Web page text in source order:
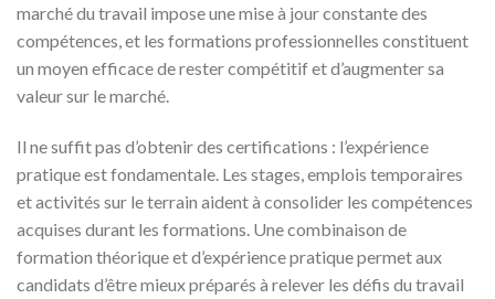
marché du travail impose une mise à jour constante des
compétences, et les formations professionnelles constituent
un moyen efficace de rester compétitif et d’augmenter sa
valeur sur le marché.
Il ne suffit pas d’obtenir des certifications : l’expérience
pratique est fondamentale. Les stages, emplois temporaires
et activités sur le terrain aident à consolider les compétences
acquises durant les formations. Une combinaison de
formation théorique et d’expérience pratique permet aux
candidats d’être mieux préparés à relever les défis du travail